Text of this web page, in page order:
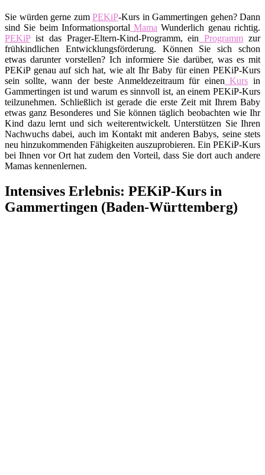
Sie würden gerne zum PEKiP-Kurs in Gammertingen gehen? Dann
sind Sie beim Informationsportal Mama Wunderlich genau richtig.
PEKiPist das Prager-Eltern-Kind-Programm, ein Programm zur
frühkindlichen Entwicklungsförderung. Können Sie sich schon
etwas darunter vorstellen? Ich informiere Sie darüber, was es mit
PEKiP genau auf sich hat, wie alt Ihr Baby für einen PEKiP-Kurs
sein sollte, wann der beste Anmeldezeitraum für einen Kurs in
Gammertingen ist und warum es sinnvoll ist, an einem PEKiP-Kurs
teilzunehmen. Schließlich ist gerade die erste Zeit mit Ihrem Baby
etwas ganz Besonderes und Sie können täglich beobachten wie Ihr
Kind dazu lernt und sich weiterentwickelt. Unterstützen Sie Ihren
Nachwuchs dabei, auch im Kontakt mit anderen Babys, seine stets
neu hinzukommenden Fähigkeiten auszuprobieren. Ein PEKiP-Kurs
bei Ihnen vor Ort hat zudem den Vorteil, dass Sie dort auch andere
Mamas kennenlernen.
Intensives Erlebnis: PEKiP-Kurs in
Gammertingen (Baden-Württemberg)